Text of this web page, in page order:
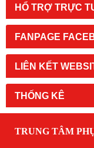
HỔ TRỢ TRỰC
FANPAGE
LIÊN KẾT
THỐNG KÊ
TRUNG TÂM